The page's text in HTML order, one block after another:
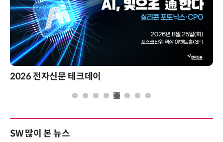
2026 전자신문 테크데이
SW 많이 본 뉴스